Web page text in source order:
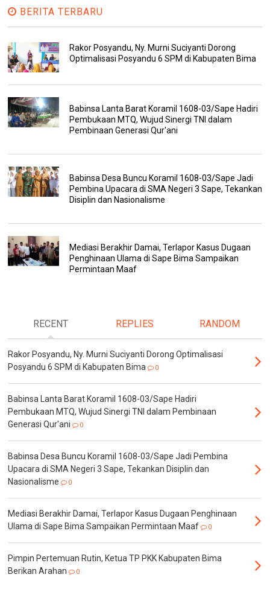
BERITA TERBARU
Rakor Posyandu, Ny. Murni Suciyanti Dorong
Optimalisasi Posyandu 6 SPM di Kabupaten Bima
Babinsa Lanta Barat Koramil 1608-03/Sape Hadiri
Pembukaan MTQ, Wujud Sinergi TNI dalam
Pembinaan Generasi Qur'ani
Babinsa Desa Buncu Koramil 1608-03/Sape Jadi
Pembina Upacara di SMA Negeri 3 Sape, Tekankan
Disiplin dan Nasionalisme
Mediasi Berakhir Damai, Terlapor Kasus Dugaan
Penghinaan Ulama di Sape Bima Sampaikan
Permintaan Maaf
RECENT REPLIES RANDOM
Rakor Posyandu, Ny. Murni Suciyanti Dorong Optimalisasi
Posyandu 6 SPM di Kabupaten Bima
0
Babinsa Lanta Barat Koramil 1608-03/Sape Hadiri
Pembukaan MTQ, Wujud Sinergi TNI dalam Pembinaan
Generasi Qur'ani
0
Babinsa Desa Buncu Koramil 1608-03/Sape Jadi Pembina
Upacara di SMA Negeri 3 Sape, Tekankan Disiplin dan
Nasionalisme
0
Mediasi Berakhir Damai, Terlapor Kasus Dugaan Penghinaan
Ulama di Sape Bima Sampaikan Permintaan Maaf
0
Pimpin Pertemuan Rutin, Ketua TP PKK Kabupaten Bima
Berikan Arahan
0